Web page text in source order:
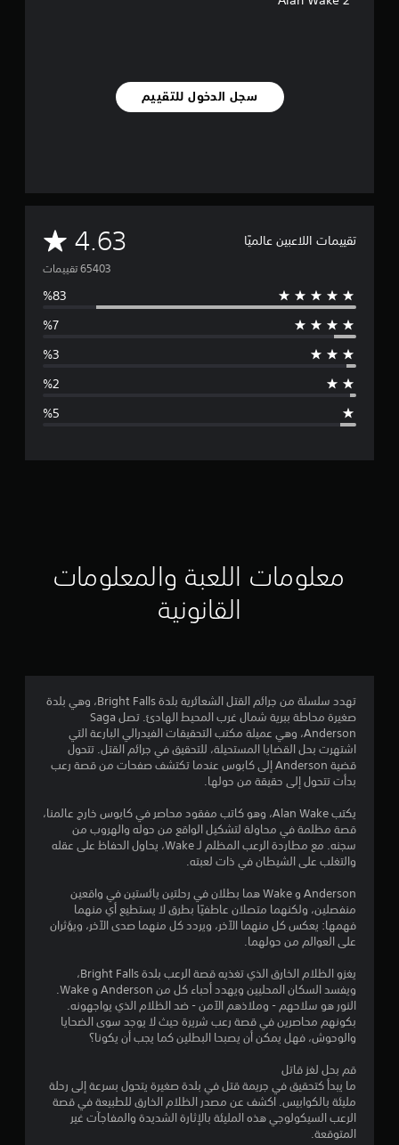
سجل الدخول للتقييم
تقييمات اللاعبين عالميًا 4.63م
ت
و
س
ت
ي
6
3
ن
و
م
ن
ن
ج
م
م
معلومات اللعبة والمعلومات
القانونية
تهدد سلسلة من جرائم القتل الشعائرية بلدة Bright Falls، وهي بلدة
صغيرة محاطة ببرية شمال غرب المحيط الهادئ. تصل Saga
Anderson، وهي عميلة مكتب التحقيقات الفيدرالي البارعة التي
اشتهرت بحل القضايا المستحيلة، للتحقيق في جرائم القتل. تتحول
قضية Anderson إلى كابوس عندما تكتشف صفحات من قصة رعب
بدأت تتحول إلى حقيقة من حولها.
يكتب Alan Wake، وهو كاتب مفقود محاصر في كابوس خارج عالمنا،
قصة مظلمة في محاولة لتشكيل الواقع من حوله والهروب من
سجنه. مع مطاردة الرعب المظلم لـ Wake، يحاول الحفاظ على عقله
والتغلب على الشيطان في ذات لعبته.
Anderson و Wake هما بطلان في رحلتين يائستين في واقعين
منفصلين، ولكنهما متصلان عاطفيًا بطرق لا يستطيع أي منهما
فهمها: يعكس كل منهما الآخر، ويردد كل منهما صدى الآخر، ويؤثران
على العوالم من حولهما.
يغزو الظلام الخارق الذي تغذيه قصة الرعب بلدة Bright Falls،
ويفسد السكان المحليين ويهدد أحباء كل من Anderson و Wake.
النور هو سلاحهم - وملاذهم الآمن - ضد الظلام الذي يواجهونه.
بكونهم محاصرين في قصة رعب شريرة حيث لا يوجد سوى الضحايا
والوحوش، فهل يمكن أن يصبحا البطلين كما يجب أن يكونا؟
قم بحل لغز قاتل
ما يبدأ كتحقيق في جريمة قتل في بلدة صغيرة يتحول بسرعة إلى رحلة
مليئة بالكوابيس. اكشف عن مصدر الظلام الخارق للطبيعة في قصة
الرعب السيكولوجي هذه المليئة بالإثارة الشديدة والمفاجآت غير
المتوقعة.